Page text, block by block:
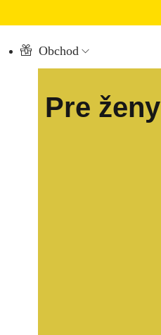
Obchod
Pre ženy